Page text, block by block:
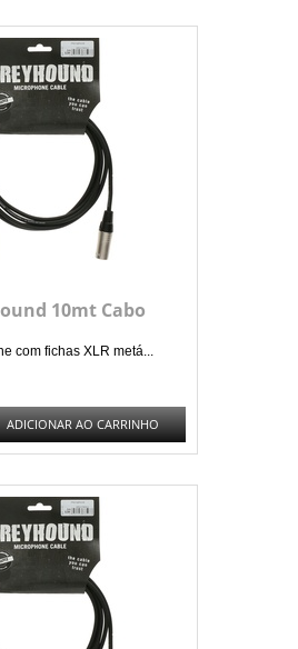
10mt Cabo
com fichas XLR metá...
ADICIONAR AO CARRINHO